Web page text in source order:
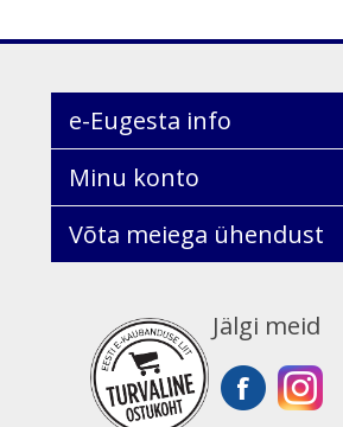
e-Eugesta info
Minu konto
Võta meiega ühendust
Jälgi meid